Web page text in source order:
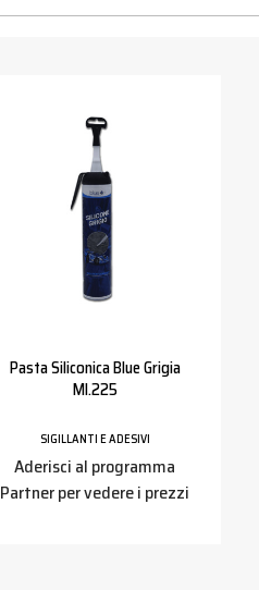
Pasta Siliconica Blue Grigia
Ml.225
SIGILLANTI E ADESIVI
Aderisci al programma
Partner per vedere i prezzi